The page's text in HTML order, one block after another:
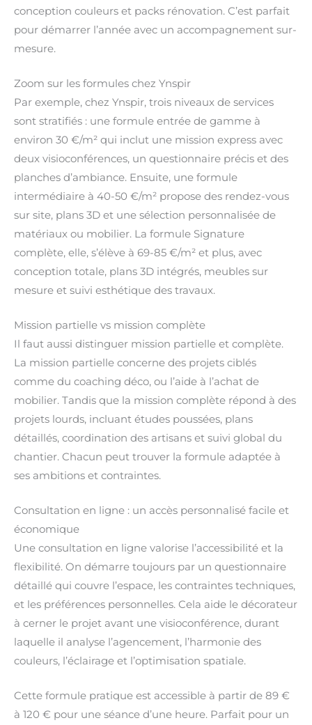
conception couleurs et packs rénovation. C’est parfait
pour démarrer l’année avec un accompagnement sur-
mesure.
Zoom sur les formules chez Ynspir
Par exemple, chez Ynspir, trois niveaux de services
sont stratifiés : une formule entrée de gamme à
environ 30 €/m² qui inclut une mission express avec
deux visioconférences, un questionnaire précis et des
planches d’ambiance. Ensuite, une formule
intermédiaire à 40-50 €/m² propose des rendez-vous
sur site, plans 3D et une sélection personnalisée de
matériaux ou mobilier. La formule Signature
complète, elle, s’élève à 69-85 €/m² et plus, avec
conception totale, plans 3D intégrés, meubles sur
mesure et suivi esthétique des travaux.
Mission partielle vs mission complète
Il faut aussi distinguer mission partielle et complète.
La mission partielle concerne des projets ciblés
comme du coaching déco, ou l’aide à l’achat de
mobilier. Tandis que la mission complète répond à des
projets lourds, incluant études poussées, plans
détaillés, coordination des artisans et suivi global du
chantier. Chacun peut trouver la formule adaptée à
ses ambitions et contraintes.
Consultation en ligne : un accès personnalisé facile et
économique
Une consultation en ligne valorise l’accessibilité et la
flexibilité. On démarre toujours par un questionnaire
détaillé qui couvre l’espace, les contraintes techniques,
et les préférences personnelles. Cela aide le décorateur
à cerner le projet avant une visioconférence, durant
laquelle il analyse l’agencement, l’harmonie des
couleurs, l’éclairage et l’optimisation spatiale.
Cette formule pratique est accessible à partir de 89 €
à 120 € pour une séance d’une heure. Parfait pour un